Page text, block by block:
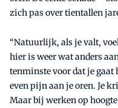
zich pas over tientallen
“Natuurlijk, als je valt,
hier is weer wat anders
tenminste voor dat je gaat
even pijn aan je oren. Je
Maar bij werken op